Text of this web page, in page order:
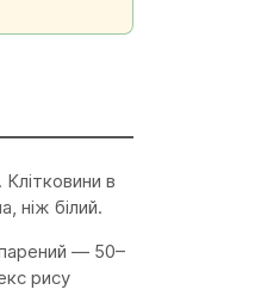
в
ніж білий.
— 50–
рису